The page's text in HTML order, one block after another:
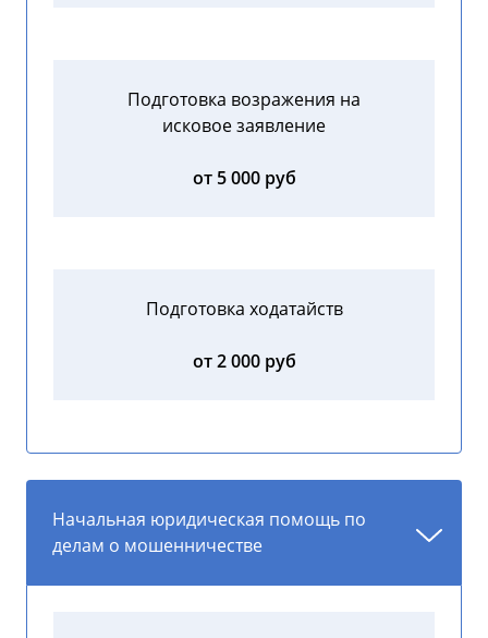
Подготовка возражения на
исковое заявление
от 5 000 руб
Подготовка ходатайств
от 2 000 руб
Начальная юридическая помощь по
делам о мошенничестве